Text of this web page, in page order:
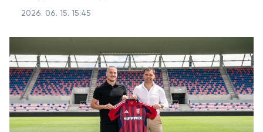
2026. 06. 15. 15:45